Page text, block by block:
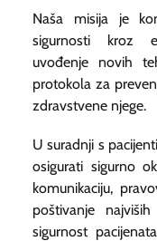
Naša misija je
sigurnosti kroz
uvođenje novih
protokola za
zdravstvene njege.
U suradnji s
osigurati sigurno
komunikaciju,
poštivanje
sigurnost